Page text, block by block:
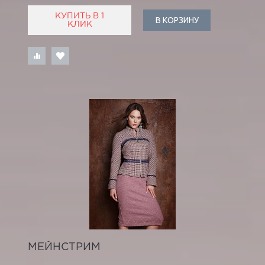
КУПИТЬ В 1
КЛИК
В КОРЗИНУ
МЕЙНСТРИМ